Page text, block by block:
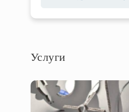
Услуги